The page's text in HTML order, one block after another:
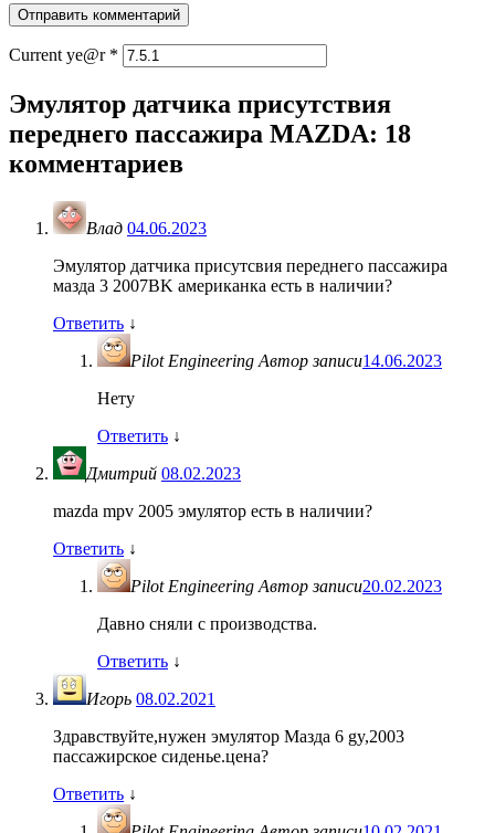
Current ye@r *
Эмулятор датчика присутствия
переднего пассажира MAZDA: 18
комментариев
Влад 04.06.2023
Эмулятор датчика присутсвия переднего пассажира
мазда 3 2007BK американка есть в наличии?
Ответить ↓
Pilot Engineering Автор записи14.06.2023
Нету
Ответить ↓
Дмитрий 08.02.2023
mazda mpv 2005 эмулятор есть в наличии?
Ответить ↓
Pilot Engineering Автор записи20.02.2023
Давно сняли с производства.
Ответить ↓
Игорь 08.02.2021
Здравствуйте,нужен эмулятор Мазда 6 gy,2003
пассажирское сиденье.цена?
Ответить ↓